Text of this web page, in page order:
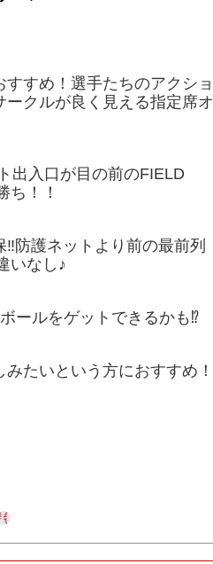
すめ！選手たちのアクショ
クルが良く見える指定席オ
出入口が目の前のFIELD
ち！！
防護ネットより前の最前列
いなし♪
ールをゲットできるかも⁉
たいという方におすすめ！